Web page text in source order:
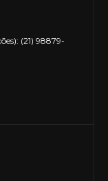
(21) 98879-